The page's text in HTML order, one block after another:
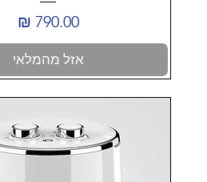
מחיר‏790.00 ‏₪
אזל מהמלאי